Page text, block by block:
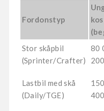
Fordonstyp
Stor skåpbil
(Sprinter/Crafter)
80
Lastbil med skå
(Daily/TGE)